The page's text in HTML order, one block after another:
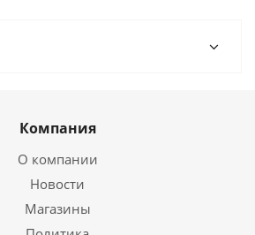
Компания
О компании
Новости
Магазины